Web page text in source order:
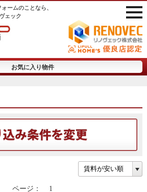
ームのことなら、
ェック
お気に入り物件
ページ：
1